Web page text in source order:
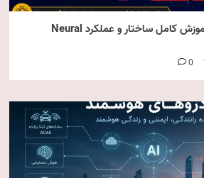
شبکه عصبی چیست؟ آموزش کامل ساختار و عملکرد Neural
0